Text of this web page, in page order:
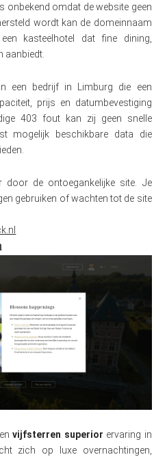
onbekend omdat de website geen
wordt kan de domeinnaam
kasteelhotel dat fine dining,
aanbiedt.
een bedrijf in Limburg die een
prijs en datumbevestiging
403 fout kan zij geen snelle
mogelijk beschikbare data die
door de ontoegankelijke site. Je
gebruiken of wachten tot de site
vijfsterren superior ervaring in
zich op luxe overnachtingen,